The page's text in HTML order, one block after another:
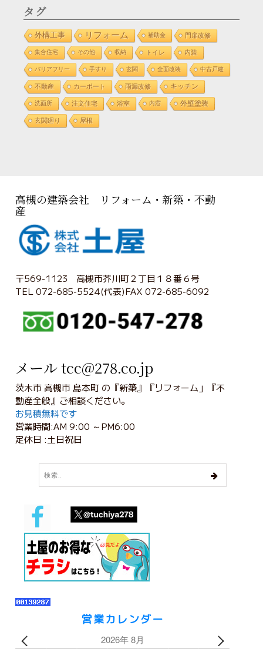
タグ
外構工事 リフォーム 補助金 門扉改修
集合住宅 その他 収納 トイレ 内装
バリアフリー 手すり 玄関 全面改装 中古戸建
不動産 カーポート 雨漏改修 キッチン
洗面所 注文住宅 浴室 内窓 外壁塗装
玄関廻り 屋根
高槻の建築会社 リフォーム・新築・不動
産
〒569-1123 高槻市芥川町２丁目１８番６号
TEL 072-685-5524(代表)FAX 072-685-6092
メール tcc@278.co.jp
茨木市 高槻市 島本町 の『新築』『リフォーム」『不
動産全般』ご相談ください。
お見積無料です
営業時間:AM 9:00 ～PM6:00
定休日 :土日祝日
営業カレンダー
2026年 8月